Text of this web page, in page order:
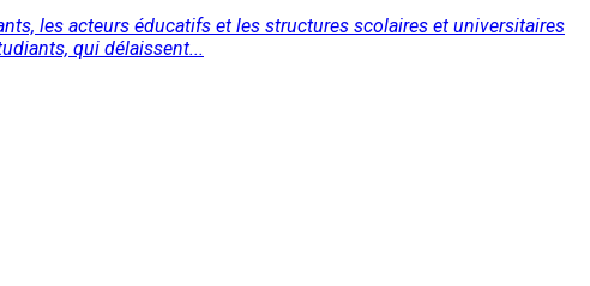
les acteurs éducatifs et les structures scolaires et universitaires
qui délaissent...